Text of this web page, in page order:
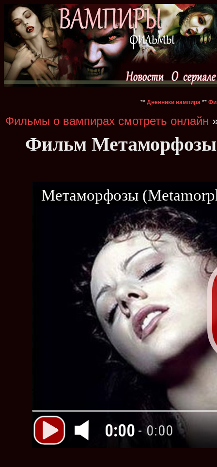
** Дневники вампира **
Фильмы о вампирах смотреть онлайн
Фильм Метаморфозы
0:00 - 0:00
Метаморфозы